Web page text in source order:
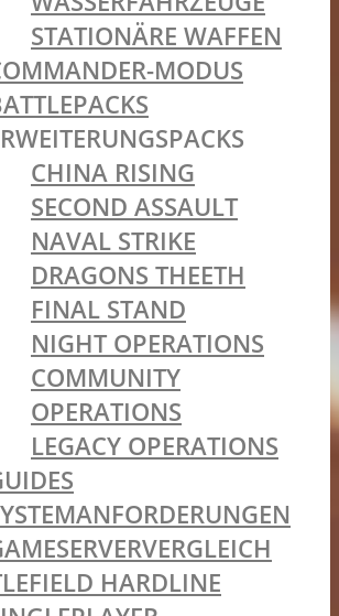
STATIONÄRE WAFFEN
MODUS
CHINA RISING
SECOND ASSAULT
NAVAL STRIKE
DRAGONS THEETH
FINAL STAND
NIGHT OPERATIONS
COMMUNITY
OPERATIONS
LEGACY OPERATIONS
HARDLINE